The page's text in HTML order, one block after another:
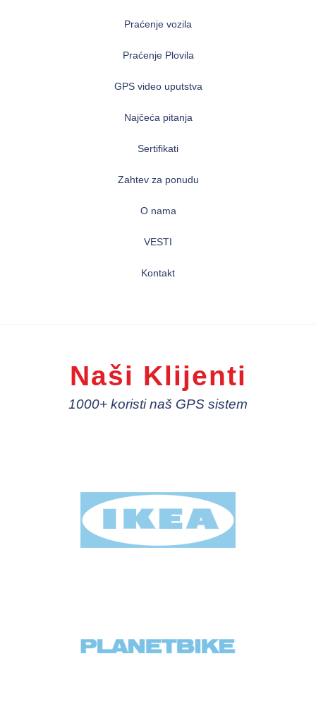
Praćenje vozila
Praćenje Plovila
GPS video uputstva
Najčeća pitanja
Sertifikati
Zahtev za ponudu
O nama
VESTI
Kontakt
Naši Klijenti
1000+ koristi naš GPS sistem